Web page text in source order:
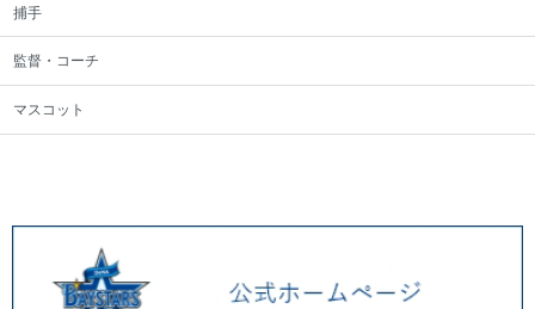
捕手
監督・コーチ
マスコット